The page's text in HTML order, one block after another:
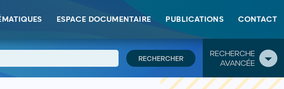
ESPACE DOCUMENTAIRE PUBLICATIONS CONTACT
RECHERCHE
AVANCÉE